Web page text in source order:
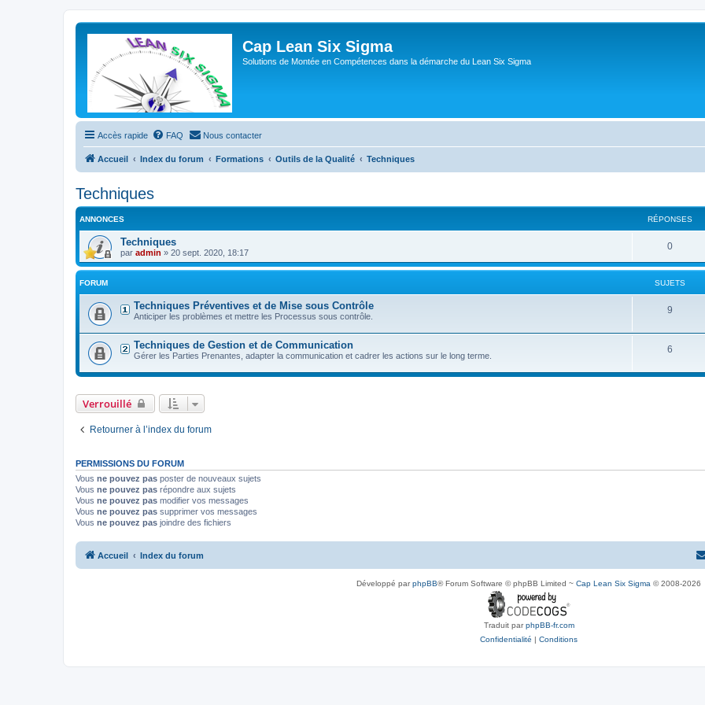
Cap Lean Six Sigma
Solutions de Montée en Compétences dans la démarche du Lean Six Sigma
Accès rapide FAQ Nous contacter
Accueil Index du forum Formations Outils de la Qualité Techniques
Techniques
ANNONCES RÉPONSES
Techniques
par admin » 20 sept. 2020, 18:17
0
FORUM SUJETS
Techniques Préventives et de Mise sous Contrôle
Anticiper les problèmes et mettre les Processus sous contrôle.
9
Techniques de Gestion et de Communication
Gérer les Parties Prenantes, adapter la communication et cadrer les actions sur le long terme.
6
Verrouillé
Retourner à l’index du forum
PERMISSIONS DU FORUM
Vous ne pouvez pas poster de nouveaux sujets
Vous ne pouvez pas répondre aux sujets
Vous ne pouvez pas modifier vos messages
Vous ne pouvez pas supprimer vos messages
Vous ne pouvez pas joindre des fichiers
Accueil Index du forum
Développé parphpBB® Forum Software © phpBB Limited ~ Cap Lean Six Sigma © 2008-2026
Traduit parphpBB-fr.com
Confidentialité | Conditions